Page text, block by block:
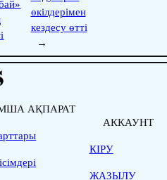
өкілдерімен
кездесу өтті
→
АҚПАРАТ
АККАУНТ
КІРУ
ЖАЗЫЛУ